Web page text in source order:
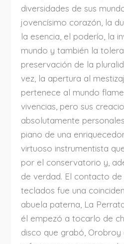
diversidades de sus
jovencísimo corazón, la
la esencia, el poderío, la
mundo y también la
preservación de la
vez, la apertura al
pertenece al mundo
vivencias, pero sus
absolutamente
piano de una
virtuoso instrumentista
por el conservatorio y,
de verdad. El contacto
teclados fue una
abuela paterna, La
él empezó a tocarlo de
disco que grabó, Orobroy